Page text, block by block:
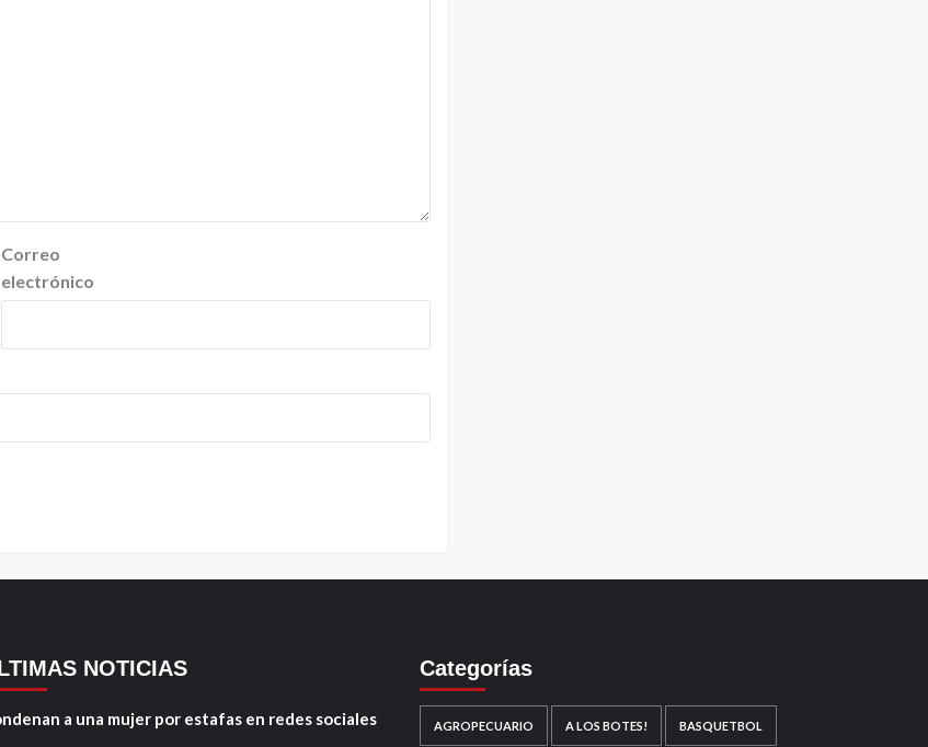
Correo
electrónico
NOTICIAS
a una mujer por estafas en redes sociales
Categorías
AGROPECUARIO A LOS BOTES! BASQUETBOL